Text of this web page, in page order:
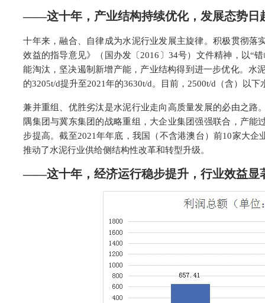
——这十年，产业结构持续优化，发展态势日
十年来，融合、自律成为水泥行业发展主旋律。积极贯彻落
效益的指导意见》（国办发〔2016〕34号）文件精神，以“
能淘汰，坚决遏制新增产能，产业结构得到进一步优化。水
的3205t/d提升至2021年的3630t/d。目前，2500t/d（含）以
兼并重组、优胜劣汰是水泥行业走向高质量发展的必由之路
隅集团与冀东集团的战略重组，大企业集团强强联合，产能
步提高。截至2021年年底，我国（不含港澳台）前10家大
推动了水泥行业供给侧结构性改革和转型升级。
——这十年，经济运行稳步提升，行业效益显